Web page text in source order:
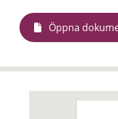
Öppna